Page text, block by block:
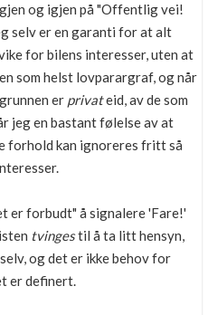
og igjen på "Offentlig vei!
selv er en garanti for at alt
for bilens interesser, uten at
som helst lovparargraf, og når
er privateid, av de som
jeg en bastant følelse av at
forhold kan ignoreres fritt så
er forbudt" å signalere 'Fare!'
tvingestil å ta litt hensyn,
og det er ikke behov for
er definert.